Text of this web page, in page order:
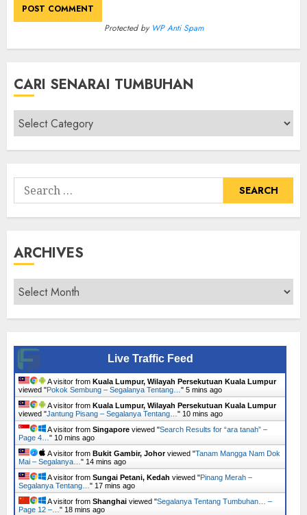
Protected by WP Anti Spam
CARI SENARAI TUMBUHAN
Cari
Senarai
Tumbuhan
Search
for:
ARCHIVES
Archives
Live Traffic Feed
A visitor from Kuala Lumpur, Wilayah Persekutuan Kuala Lumpur
viewed "Pokok Sembung – Segalanya Tentang… " 5 mins ago
A visitor from Kuala Lumpur, Wilayah Persekutuan Kuala Lumpur
viewed "Jantung Pisang – Segalanya Tentang… " 10 mins ago
A visitor from Singapore viewed "Search Results for “ara tanah” –
Page 4… " 10 mins ago
A visitor from Bukit Gambir, Johorviewed "Tanam Mangga Nam Dok
Mai – Segalanya… " 14 mins ago
A visitor from Sungai Petani, Kedah viewed "Pinang Merah –
Segalanya Tentang… " 17 mins ago
A visitor from Shanghai viewed "Segalanya Tentang Tumbuhan… –
Page 12 –… " 18 mins ago